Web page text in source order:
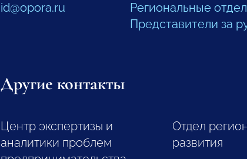
id@opora.ru
Региональные
Представители за
Другие контакты
Центр экспертизы и
аналитики проблем
Отдел
развития